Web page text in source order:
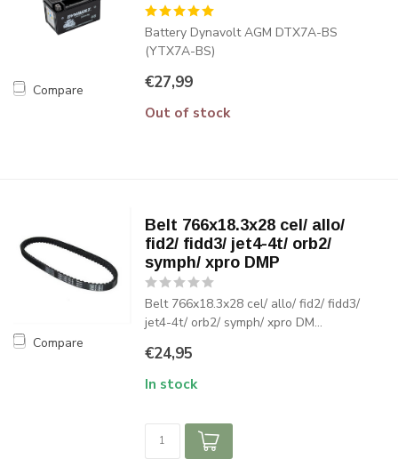
Compare
Battery Dynavolt AGM DTX7A-BS
(YTX7A-BS)
€27,99
Out of stock
Compare
Belt 766x18.3x28 cel/ allo/
fid2/ fidd3/ jet4-4t/ orb2/
symph/ xpro DMP
Belt 766x18.3x28 cel/ allo/ fid2/ fidd3/
jet4-4t/ orb2/ symph/ xpro DM...
€24,95
In stock